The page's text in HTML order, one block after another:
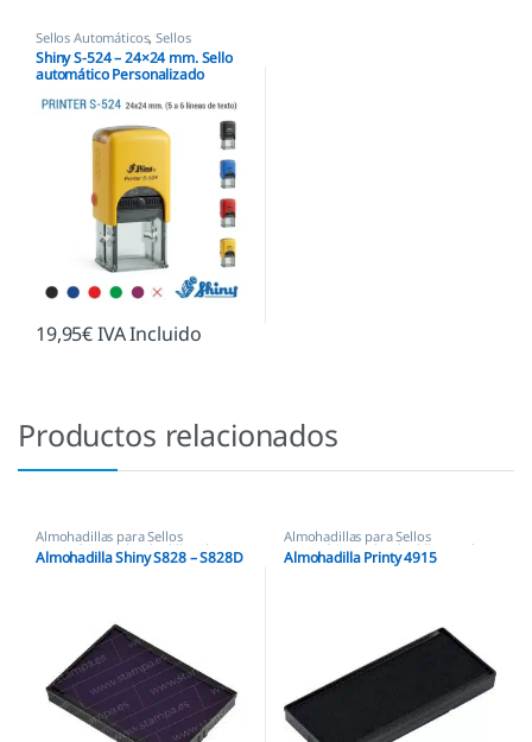
Sellos Automáticos,Sellos
empresas,Shiny
Shiny S-524 – 24×24 mm. Sello
automático Personalizado
19,95€IVA Incluido
Productos relacionados
Almohadillas para Sellos
Automáticos ,Almohadillas Shiny
Almohadilla Shiny S828 – S828D
Almohadillas para Sellos
Automáticos ,Almohadillas Trodat
Almohadilla Printy 4915